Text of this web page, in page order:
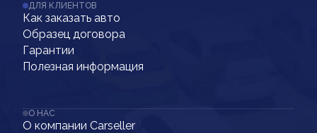
ДЛЯ КЛИЕНТОВ
Как заказать авто
Образец договора
Гарантии
Полезная информация
О НАС
О компании Carseller